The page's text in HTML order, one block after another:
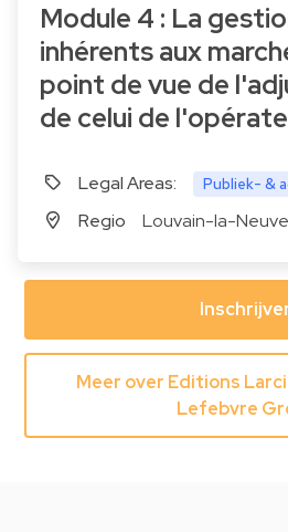
Module 4 : La gestion des risques
inhérents aux
point de vue de
de celui de
Legal Areas: Publiek- &
Regio Louvain-la-Neuve
Meer over Editions
Lefebvre